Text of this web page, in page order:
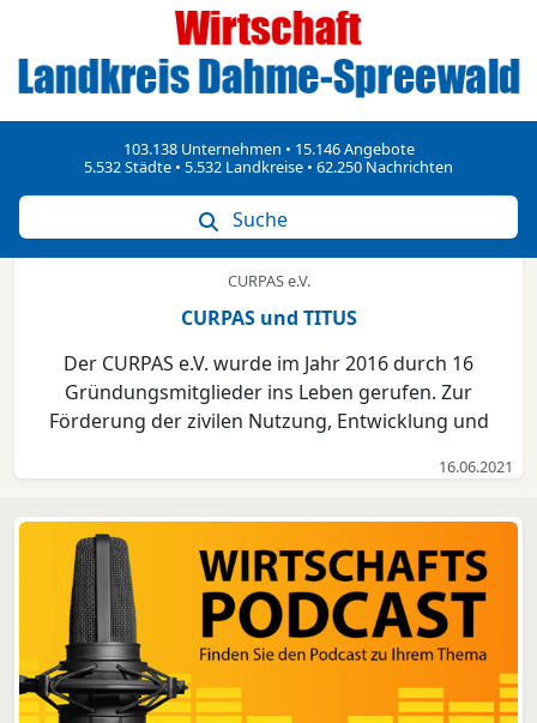
103.138 Unternehmen • 15.146 Angebote
5.532 Städte • 5.532 Landkreise • 62.250 Nachrichten
Suche
CURPAS e.V.
CURPAS und TITUS
Der CURPAS e.V. wurde im Jahr 2016 durch 16
Gründungsmitglieder ins Leben gerufen. Zur
Förderung der zivilen Nutzung, Entwicklung und
Flugsysteme) entstand ein starkes Netzwerk, dass
16.06.2021